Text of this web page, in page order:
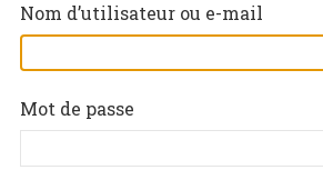
Nom d’utilisateur ou e-mail
Mot de passe